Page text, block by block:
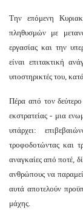
Την επόμενη
πληθυσμών με
εργασίας και την
είναι επιτακτική
υποστηρικτές του,
Πέρα από τον
εκστρατείας - μια
υπάρχει:
τροφοδοτώντας και
αναγκαίες από ποτέ,
ανθρώπους να
αυτά αποτελούν
μάχης.